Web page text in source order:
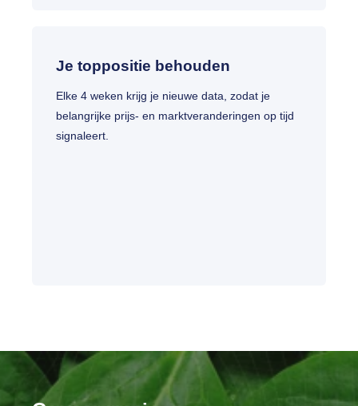
Je toppositie behouden
Elke 4 weken krijg je nieuwe data, zodat je
belangrijke prijs- en marktveranderingen op tijd
signaleert.